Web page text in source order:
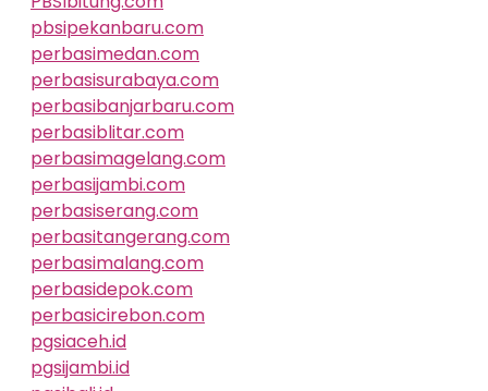
pbsipekanbaru.com
perbasimedan.com
perbasisurabaya.com
perbasibanjarbaru.com
perbasiblitar.com
perbasimagelang.com
perbasijambi.com
perbasiserang.com
perbasitangerang.com
perbasimalang.com
perbasidepok.com
perbasicirebon.com
pgsiaceh.id
pgsijambi.id